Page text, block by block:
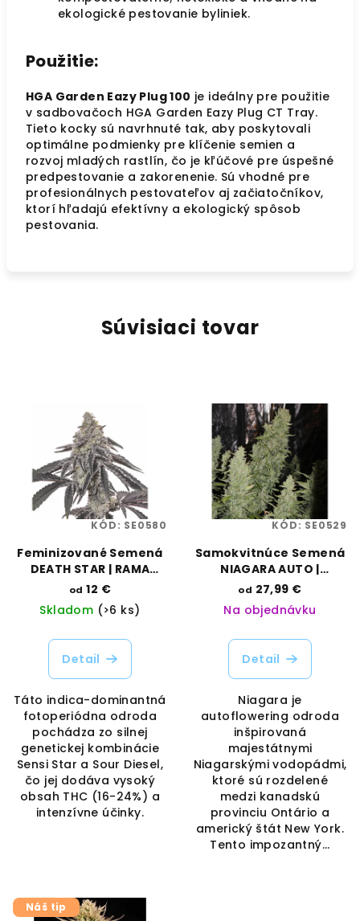
ekologické pestovanie byliniek.
Použitie:
HGA Garden Eazy Plug 100 je ideálny pre použitie
v sadbovačoch HGA Garden Eazy Plug CT Tray.
Tieto kocky sú navrhnuté tak, aby poskytovali
optimálne podmienky pre klíčenie semien a
rozvoj mladých rastlín, čo je kľúčové pre úspešné
predpestovanie a zakorenenie. Sú vhodné pre
profesionálnych pestovateľov aj začiatočníkov,
ktorí hľadajú efektívny a ekologický spôsob
pestovania.
Súvisiaci tovar
Feminizované Semená
DEATH STAR | RAMA
SEEDS
od 12 €
Skladom (>6 ks)
Detail
Táto indica-dominantná
fotoperiódna odroda
pochádza zo silnej
genetickej kombinácie
Sensi Star a Sour Diesel,
čo jej dodáva vysoký
obsah THC (16-24%) a
intenzívne účinky.
KÓD: SE0580
Samokvitnúce Semená
NIAGARA AUTO |
DOCTORS CHOICE
od 27,99 €
Na objednávku
Detail
Niagara je
autoflowering odroda
inšpirovaná
majestátnymi
Niagarskými vodopádmi,
ktoré sú rozdelené
medzi kanadskú
provinciu Ontário a
americký štát New York.
Tento impozantný...
KÓD: SE0529
Náš tip